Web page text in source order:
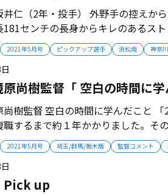
2021年5月号 ピックアップ選手 浜松南 神奈
井仁（2年・投手） 外野手の控えか
181センチの長身からキレのあるス
学時代は外野手の控え選手だった
かった」と志願。1年間で体重が5
手の使い方を学び、エースに...
2021年5月号 埼玉/群馬/栃木版 監督コメント
原尚樹監督「 空白の時間に
樹監督 空白の時間に学んだこと
職するまで約１年かかりました。そ
した。本を送ってくれた教え子も
謝しながら、新しい気持ちで生徒
います」 【監督プロフィール...
Pick up